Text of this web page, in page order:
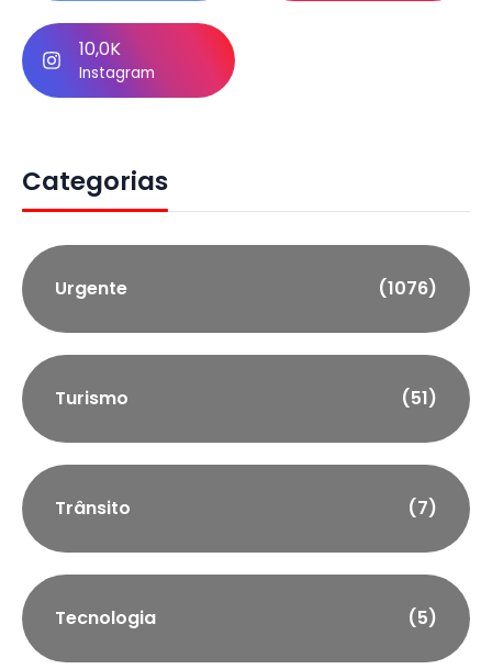
10,0K
Instagram
Categorias
Urgente (1076)
Turismo (51)
Trânsito (7)
Tecnologia (5)